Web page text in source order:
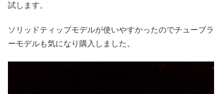
試します。
ソリッドティップモデルが使いやすかったのでチューブラ
ーモデルも気になり購入しました。